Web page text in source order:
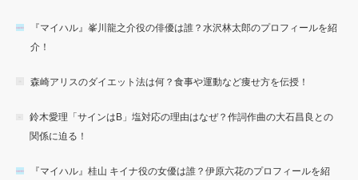
『マイハル』峯川龍之介役の俳優は誰？水沢林太郎のプロフィールを紹
介！
森崎アリスのダイエット法は何？食事や運動など痩せ方を伝授！
鈴木愛理「サインはB」塩対応の理由はなぜ？作詞作曲の大石昌良との
関係に迫る！
『マイハル』桂山 キイナ役の女優は誰？伊原六花のプロフィールを紹